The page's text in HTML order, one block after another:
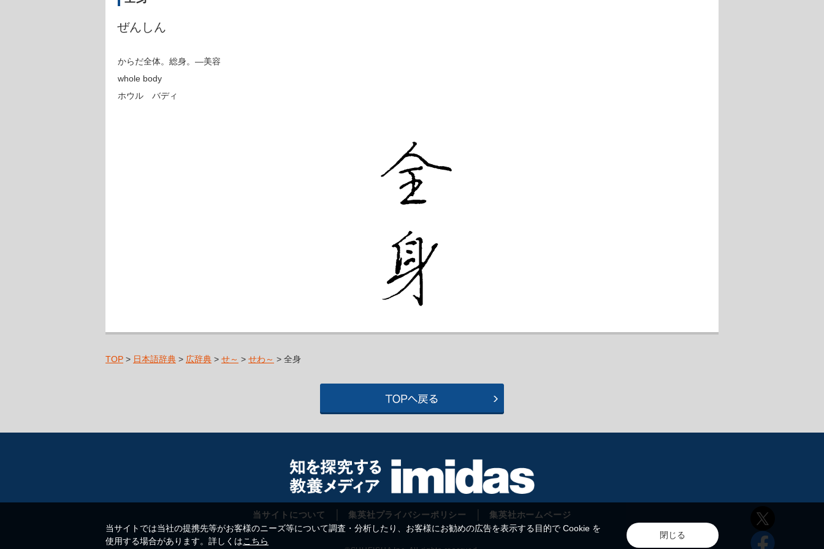
ぜんしん
からだ全体。総身。―美容
whole body
ホウル バディ
TOP > 日本語辞典 > 広辞典 > せ～ > せわ～ > 全身
当サイトについて 集英社プライバシーポリシー 集英社ホームページ
当サイトでは当社の提携先等がお客様のニーズ等について調査・分析したり、お客様にお勧めの広告を表示する目的で Cookie を
使用する場合があります。詳しくはこちら
閉じる